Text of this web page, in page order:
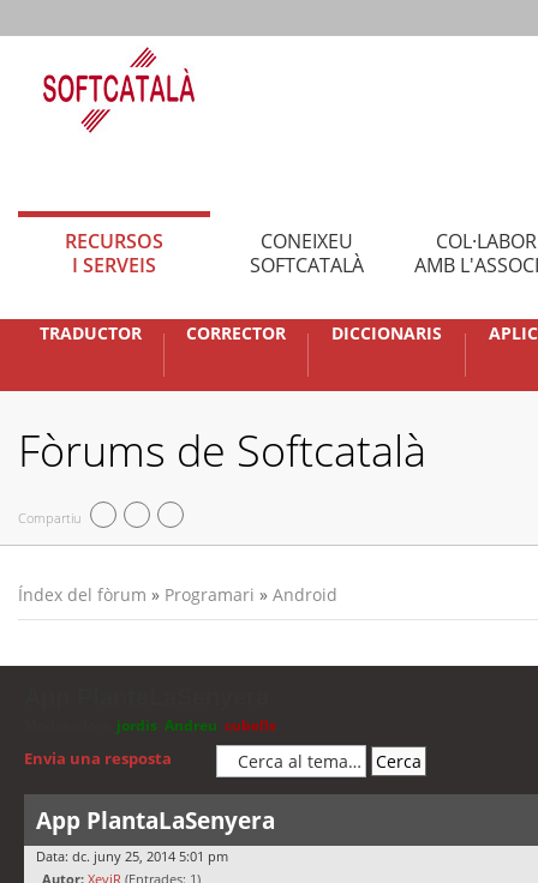
RECURSOS
I SERVEIS
CONEIXEU
SOFTCATALÀ
AMB
TRADUCTOR CORRECTOR DICCIONARIS
Fòrums de Softcatalà
Compartiu
Índex del fòrum » Programari » Android
jordis Andreu cubells
Envia una resposta
App PlantaLaSenyera
Data: dc. juny 25, 2014 5:01 pm
Autor: XeviR (Entrades: 1)